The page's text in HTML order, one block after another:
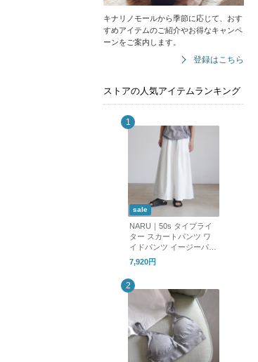
キナリノモールから季節に応じて、おす
すめアイテムのご紹介やお得なキャンペ
ーンをご案内します。
登録はこちら
ストアの人気アイテムランキング
sale
NARU｜50s タイプライ
ター スカートパンツ ワ
イドパンツ イージーパン
ツ 661905 ナル
7,920円